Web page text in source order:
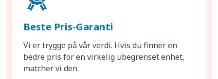
Beste Pris-Garanti
Vi er trygge på vår verdi. Hvis du finner en
bedre pris for en virkelig ubegrenset enhet,
matcher vi den.